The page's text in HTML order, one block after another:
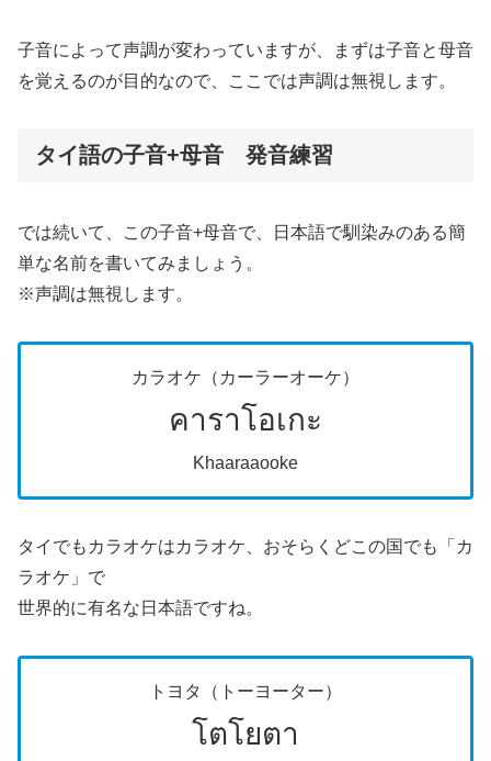
子音によって声調が変わっていますが、まずは子音と母音
を覚えるのが目的なので、ここでは声調は無視します。
タイ語の子音+母音 発音練習
では続いて、この子音+母音で、日本語で馴染みのある簡
単な名前を書いてみましょう。
※声調は無視します。
カラオケ（カーラーオーケ）
คาราโอเกะ
Khaaraaooke
タイでもカラオケはカラオケ、おそらくどこの国でも「カ
ラオケ」で
世界的に有名な日本語ですね。
トヨタ（トーヨーター）
โตโยตา